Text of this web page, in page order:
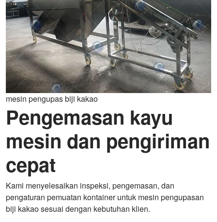
mesin pengupas biji kakao
Pengemasan kayu
mesin dan pengiriman
cepat
Kami menyelesaikan inspeksi, pengemasan, dan
pengaturan pemuatan kontainer untuk mesin pengupasan
biji kakao sesuai dengan kebutuhan klien.